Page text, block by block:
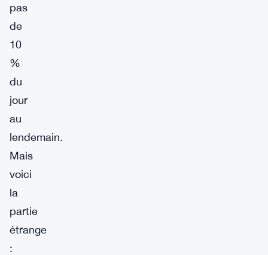
pas
de
10
%
du
jour
au
lendemain.
Mais
voici
la
partie
étrange
: